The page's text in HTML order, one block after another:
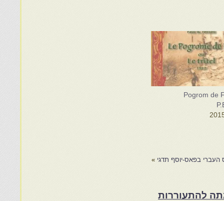
Pogrom de
העברי בפאס-יוסף תדגי »
במרוקו בסוף המאה ה־19 ותרומתה להתעוררות